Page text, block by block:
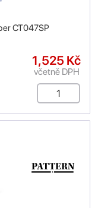
CT047SP
1,525 Kč
včetně DPH